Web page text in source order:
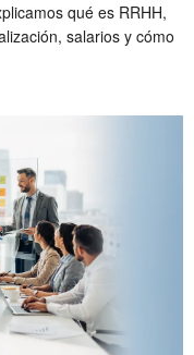
qué es RRHH,
salarios y cómo